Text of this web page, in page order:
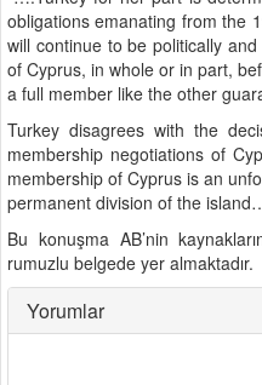
obligations emanating from the
will continue to be politically
of Cyprus, in whole or in part,
a full member like the other
Turkey disagrees with the
membership negotiations of
membership of Cyprus is an
permanent division of the
Bu konuşma AB’nin
rumuzlu belgede yer almaktadır.
Yorumlar